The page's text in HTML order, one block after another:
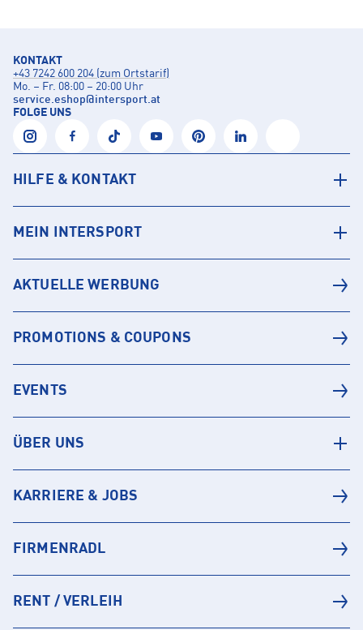
KONTAKT
+43 7242 600 204 (zum Ortstarif)
Mo. – Fr. 08:00 – 20:00 Uhr
service.eshop@intersport.at
FOLGE UNS
HILFE & KONTAKT
MEIN INTERSPORT
AKTUELLE WERBUNG
PROMOTIONS & COUPONS
EVENTS
ÜBER UNS
KARRIERE & JOBS
FIRMENRADL
RENT / VERLEIH